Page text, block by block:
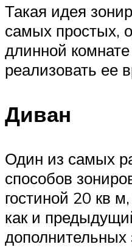
Такая идея
самых простых,
длинной
реализовать ее
Диван
Один из самых
способов
гостиной 20 кв
как и
дополнительных